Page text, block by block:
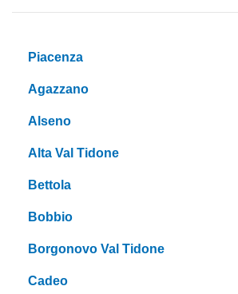
Piacenza
Agazzano
Alseno
Alta Val Tidone
Bettola
Bobbio
Borgonovo Val Tidone
Cadeo